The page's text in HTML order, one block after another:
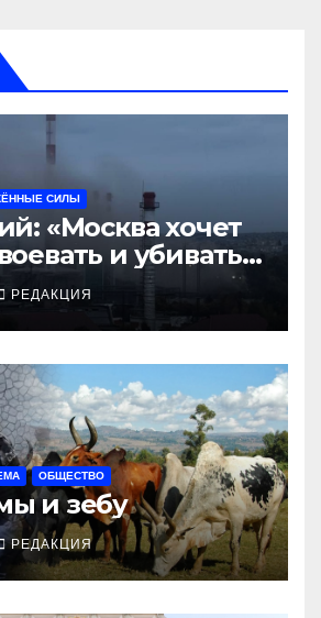
СИЛЫ
«Москва хочет
и убивать.
твёрдой
РЕДАКЦИЯ
ОБЩЕСТВО
и зебу
РЕДАКЦИЯ